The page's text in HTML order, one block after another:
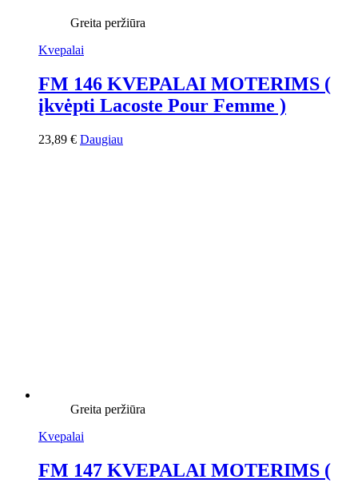
Greita peržiūra
Kvepalai
FM 146 KVEPALAI MOTERIMS (
įkvėpti Lacoste Pour Femme )
23,89 € Daugiau
Greita peržiūra
Kvepalai
FM 147 KVEPALAI MOTERIMS (